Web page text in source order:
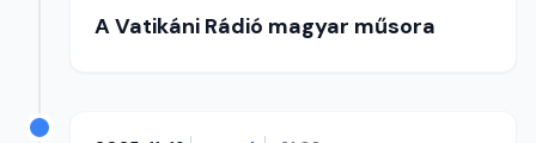
A Vatikáni Rádió magyar műsora